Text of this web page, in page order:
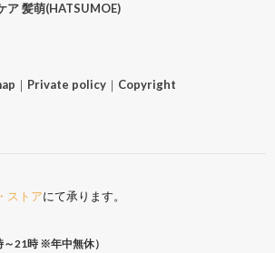
ア 髪萌(HATSUMOE)
｜ Private policy｜ Copyright
ストアにて承ります。
21時 ※年中無休）